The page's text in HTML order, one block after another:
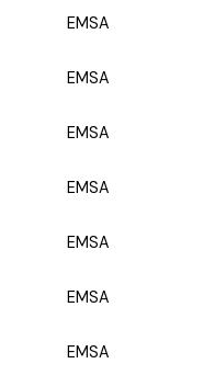
EMSA
EMSA
EMSA
EMSA
EMSA
EMSA
EMSA